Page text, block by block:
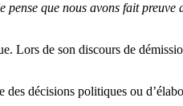
que nous avons fait
de son discours de
des décisions politiques ou